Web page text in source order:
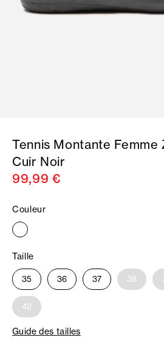
Tennis Montante Femme
Cuir Noir
99,99 €
Couleur
Taille
35 36 37 38
42
Guide des tailles